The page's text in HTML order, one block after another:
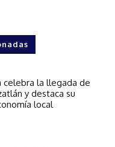
celebra la llegada de
y destaca su
local